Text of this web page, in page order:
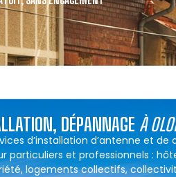
DÉPANNAGE À
d’installation d’antenne et
particuliers et professionnels :
logements collectifs,